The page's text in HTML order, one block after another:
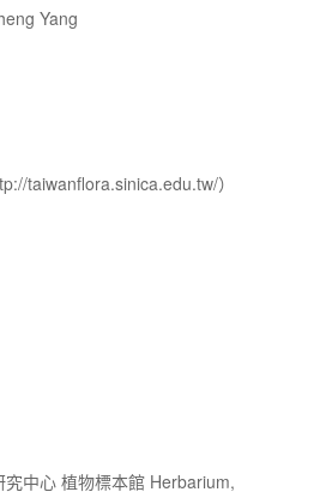
Yang
taiwanflora.sinica.edu.tw/）
中心 植物標本館 Herbarium,